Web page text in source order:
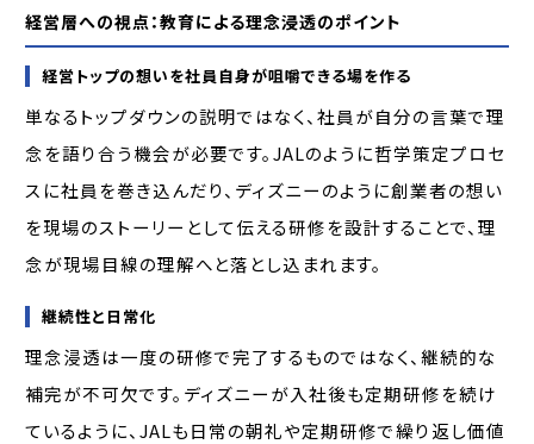
経営層への視点：教育による理念浸透のポイント
経営トップの想いを社員自身が咀嚼できる場を作る
単なるトップダウンの説明ではなく、社員が自分の言葉で理
念を語り合う機会が必要です。JALのように哲学策定プロセ
スに社員を巻き込んだり、ディズニーのように創業者の想い
を現場のストーリーとして伝える研修を設計することで、理
念が現場目線の理解へと落とし込まれます。
継続性と日常化
理念浸透は一度の研修で完了するものではなく、継続的な
補完が不可欠です。ディズニーが入社後も定期研修を続け
ているように、JALも日常の朝礼や定期研修で繰り返し価値